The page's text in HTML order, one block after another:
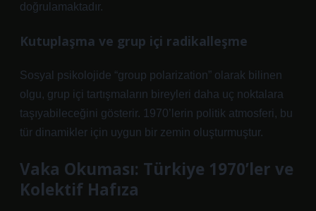
doğrulamaktadır.
Kutuplaşma ve grup içi radikalleşme
Sosyal psikolojide “group polarization” olarak bilinen
olgu, grup içi tartışmaların bireyleri daha uç noktalara
taşıyabileceğini gösterir. 1970’lerin politik atmosferi, bu
tür dinamikler için uygun bir zemin oluşturmuştur.
Vaka Okuması: Türkiye 1970’ler ve
Kolektif Hafıza